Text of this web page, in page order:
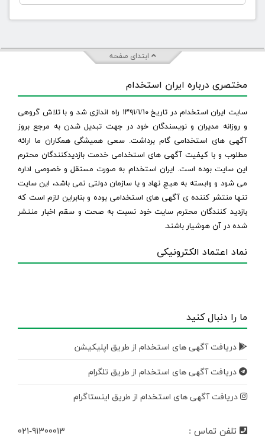
ابتدای صفحه
مختصری درباره ایران استخدام
سایت ایران استخدام در تاریخ ۱۳۹۱/۱/۱۰ راه اندازی شد و با تلاش گروهی
و روزانه مدیران و نویسندگان خود در جهت تبدیل شدن به مرجع بروز
آگهی های استخدامی گام برداشت. سعی همیشگی همکاران ما ارائه
مطلوب و با کیفیت آگهی های استخدامی خدمت بازدیدکنندگان محترم
این سایت بوده است. ایران استخدام به صورت مستقل و خصوصی اداره
می شود و وابسته به هیچ نهاد و یا سازمان دولتی نمی باشد، این سایت
تنها منتشر کننده ی آگهی های استخدامی بوده و بنابراین لازم است که
بازدید کنندگان محترم سایت خود نسبت به صحت و سقم اخبار منتشر
شده در آن هوشیار باشند.
نماد اعتماد الکترونیکی
ما را دنبال کنید
دریافت آگهی های استخدام از طریق اپلیکیشن
دریافت آگهی های استخدام از طریق تلگرام
دریافت آگهی های استخدام از طریق اینستاگرام
تلفن تماس : ۰۲۱-۹۱۳۰۰۰۱۳